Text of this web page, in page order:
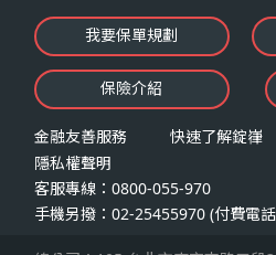
查詢或請求閱覽。
請求製給複製本。
請求補充或更正。
請求停止蒐集、
請求刪除。
（二）當事人行使權利之方
台端如欲行使上述權
向錠嵂公司申請，
最新消
錠嵂焦
影音頻道
業務
我要保單規劃
保險介紹
金融友善服務 快速了解錠嵂
隱私權聲明
客服專線：0800-055-970
手機另撥：02-25455970 (付費電